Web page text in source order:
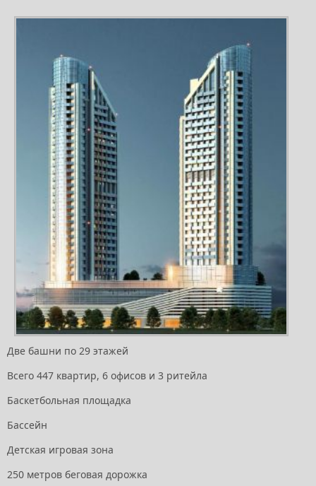
Две башни по 29 этажей
Всего 447 квартир, 6 офисов и 3 ритейла
Баскетбольная площадка
Бассейн
Детская игровая зона
250 метров беговая дорожка